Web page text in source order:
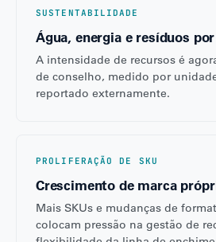
SUSTENTABILIDADE
Água, energia e resíduos
A intensidade de recursos é
de conselho, medido por
reportado externamente.
PROLIFERAÇÃO DE SKU
Crescimento de marca
Mais SKUs e mudanças de
colocam pressão na gestão de